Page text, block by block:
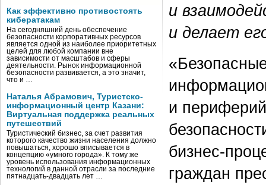
Как эффективно противостоять
кибератакам
На сегодняшний день обеспечение
безопасности корпоративных ресурсов
является одной из наиболее приоритетных
целей для любой компании вне
зависимости от масштабов и сферы
деятельности. Рынок информационной
безопасности развивается, а это значит,
что и …
Наталья Абрамович, Туристско-
информационный центр Казани:
Виртуальная поддержка реальных
путешествий
Туристический бизнес, за счет развития
которого качество жизни населения должно
повышаться, хорошо вписывается в
концепцию «умного города». К тому же
уровень использования информационных
технологий в данной отрасли за последние
пятнадцать-двадцать лет …
и
и делает
и
бизнес-
граждан